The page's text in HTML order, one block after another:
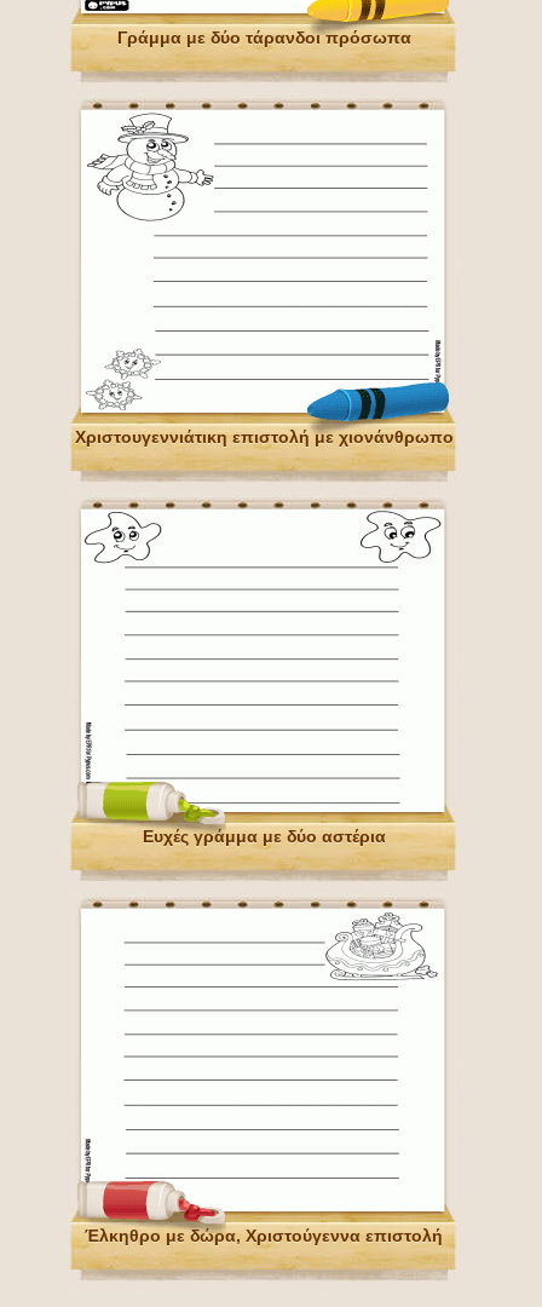
Γράμμα με δύο τάρανδοι πρόσωπα
Χριστουγεννιάτικη επιστολή με χιονάνθρωπο
Ευχές γράμμα με δύο αστέρια
Έλκηθρο με δώρα, Χριστούγεννα επιστολή